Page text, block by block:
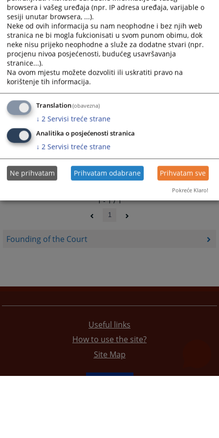
Founding of the Court
and
select
a
date.
Press
the
question
mark
key
to
get
the
keyboard
shortcuts
for
changing
dates.
and
select
a
date.
Press
question
mark
key
to
get
keyboard
shortcuts
for
changing
dates.
01.07.2009.
1 - 1 / 1
1
Useful links
How to use the site?
Site Map
browsera i vašeg uređaja (npr. IP adresa uređaja, varijable o
sesiji unutar browsera, ...).
Neke od ovih informacija su nam neophodne i bez njih web
stranica ne bi mogla fukcionisati u svom punom obimu, dok
neke nisu prijeko neophodne a služe za dodatne stvari (npr.
procjenu nivoa posjećenosti, budućeg usavršavanja
stranice...).
Na ovom mjestu možete dozvoliti ili uskratiti pravo na
korištenje tih informacija.
Translation(obavezna)
↓ 2 Servisi treće strane
Analitika o posjećenosti stranica
↓ 2 Servisi treće strane
Ne prihvatam Prihvatam odabrane Prihvatam sve
Pokreće Klaro!